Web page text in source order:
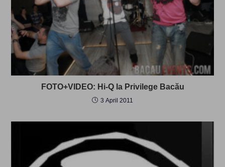
FOTO+VIDEO: Hi-Q la Privilege Bacău
3 April 2011